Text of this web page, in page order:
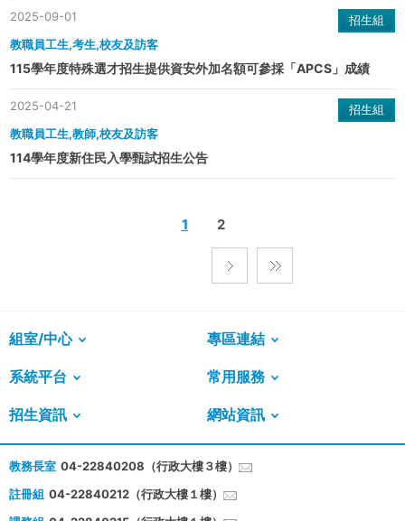
招生組
教職員工生,考生,校友及訪客
2025-09-01
115學年度特殊選才招生提供資安外加名額可參採「APCS」成績
招生組
教職員工生,教師,校友及訪客
2025-04-21
114學年度新住民入學甄試招生公告
1 2
組室/中心 專區連結
系統平台 常用服務
招生資訊 網站資訊
教務長室 04-22840208（行政大樓３樓）
註冊組 04-22840212（行政大樓１樓）